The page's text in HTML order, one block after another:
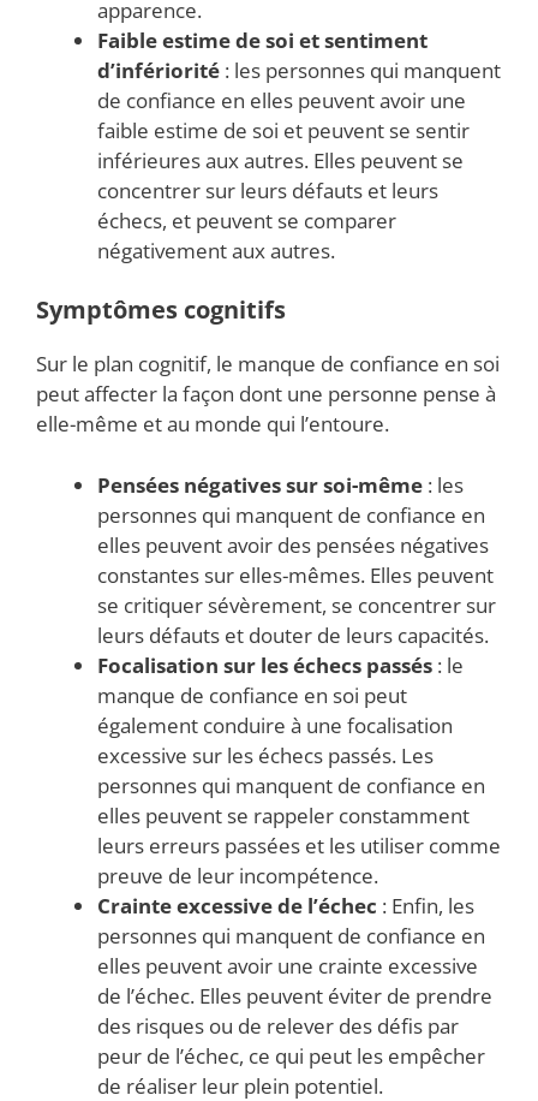
apparence.
Faible estime de soi et sentiment
d’infériorité : les personnes qui manquent
de confiance en elles peuvent avoir une
faible estime de soi et peuvent se sentir
inférieures aux autres. Elles peuvent se
concentrer sur leurs défauts et leurs
échecs, et peuvent se comparer
négativement aux autres.
Symptômes cognitifs
Sur le plan cognitif, le manque de confiance en soi
peut affecter la façon dont une personne pense à
elle-même et au monde qui l’entoure.
Pensées négatives sur soi-même : les
personnes qui manquent de confiance en
elles peuvent avoir des pensées négatives
constantes sur elles-mêmes. Elles peuvent
se critiquer sévèrement, se concentrer sur
leurs défauts et douter de leurs capacités.
Focalisation sur les échecs passés : le
manque de confiance en soi peut
également conduire à une focalisation
excessive sur les échecs passés. Les
personnes qui manquent de confiance en
elles peuvent se rappeler constamment
leurs erreurs passées et les utiliser comme
preuve de leur incompétence.
Crainte excessive de l’échec : Enfin, les
personnes qui manquent de confiance en
elles peuvent avoir une crainte excessive
de l’échec. Elles peuvent éviter de prendre
des risques ou de relever des défis par
peur de l’échec, ce qui peut les empêcher
de réaliser leur plein potentiel.